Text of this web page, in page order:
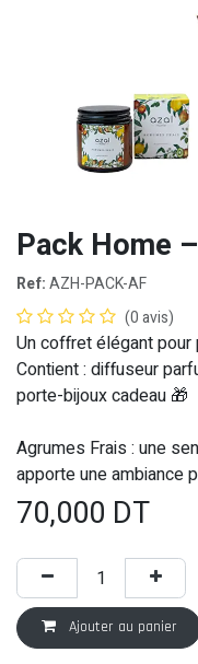
Pack Home
Ref:AZH-PACK-AF
(0 avis)
Un coffret élégant
Contient : diffuseur
porte-bijoux cadeau 🎁
Agrumes Frais : une
apporte une ambiance
70,000 DT
Ajouter au panier